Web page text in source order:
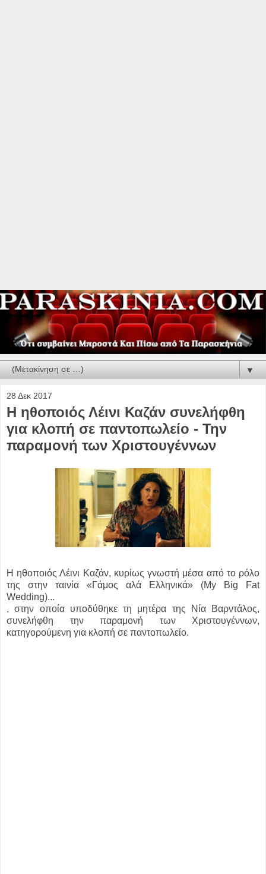
▼
28 Δεκ 2017
Η ηθοποιός Λέινι Καζάν συνελήφθη
για κλοπή σε παντοπωλείο - Την
παραμονή των Χριστουγέννων
Η ηθοποιός Λέινι Καζάν, κυρίως γνωστή μέσα από το ρόλο
της στην ταινία «Γάμος αλά Ελληνικά» (My Big Fat
Wedding)...
, στην οποία υποδύθηκε τη μητέρα της Νία Βαρντάλος,
συνελήφθη την παραμονή των Χριστουγέννων,
κατηγορούμενη για κλοπή σε παντοπωλείο.